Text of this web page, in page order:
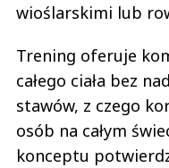
wioślarskimi lub
Trening oferuje
całego ciała bez
stawów, z czego
osób na całym
konceptu